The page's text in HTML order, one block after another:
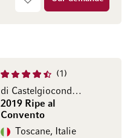
1
di Castelgiocondo Riserva
2019 Ripe al
Convento
Toscane, Italie